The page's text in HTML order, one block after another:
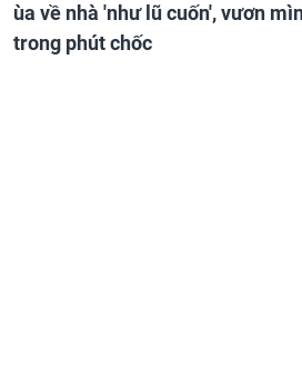
ùa về nhà 'như lũ cuốn', vươn
trong phút chốc